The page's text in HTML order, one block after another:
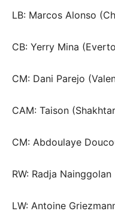
LB: Marcos Alonso
CB: Yerry Mina
CM: Dani Parejo
CAM: Taison
CM: Abdoulaye
RW: Radja
LW: Antoine